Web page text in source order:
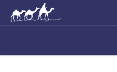
main